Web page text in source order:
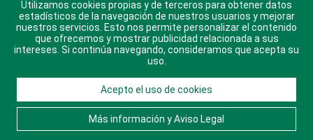
Escuchando al corazón
Economía Personal
Descarga nuestras aplicaciones para Android, iOS y
sistema Huawei.
© 2021 Diario Libre, todos los derechos reservados.
Consulta elAviso Legal. Ponte enContactocon
Utilizamos cookies propias y de terceros para obtener datos
estadísticos de la navegación de nuestros usuarios y mejorar
nuestros servicios. Esto nos permite personalizar el contenido
que ofrecemos y mostrar publicidad relacionada a sus
intereses. Si continúa navegando, consideramos que acepta su
uso.
Acepto el uso de cookies
Más información y Aviso Legal